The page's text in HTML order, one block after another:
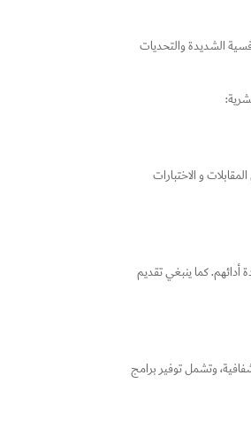
الشديدة والتحديات
و الاختبارات
أدائهم. كما ينبغي تقديم
وتشمل توفير برامج